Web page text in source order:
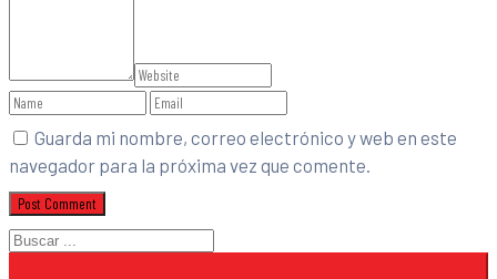
Guarda mi nombre, correo electrónico y web en este
navegador para la próxima vez que comente.